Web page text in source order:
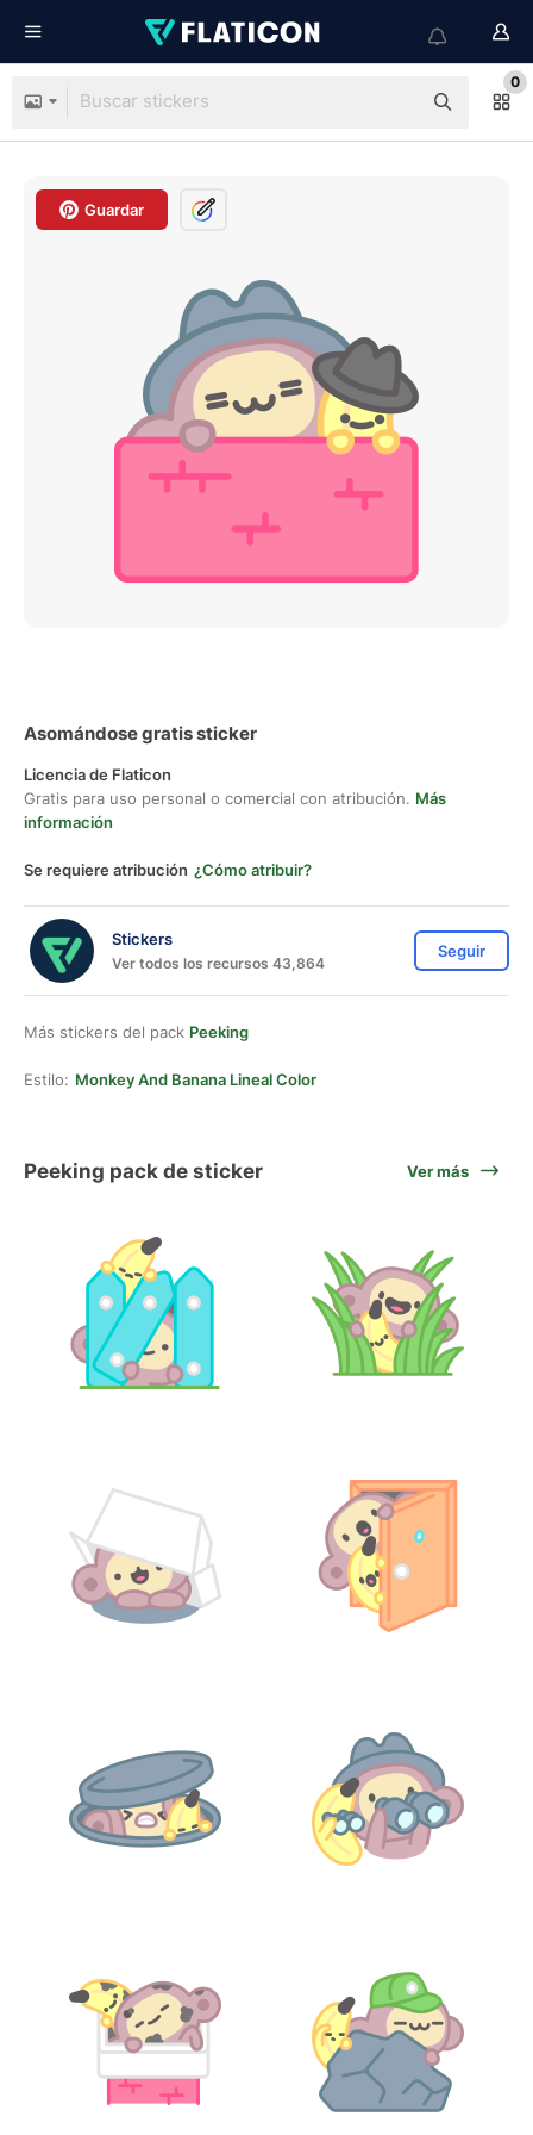
0
Guardar
Asomándose gratis sticker
Licencia de Flaticon
Gratis para uso personal o comercial con atribución. Más
información
Se requiere atribución ¿Cómo atribuir?
Stickers
Ver todos los recursos 43,864
Seguir
Más stickers del pack Peeking
Estilo: Monkey And Banana Lineal Color
Peeking pack de sticker Ver más